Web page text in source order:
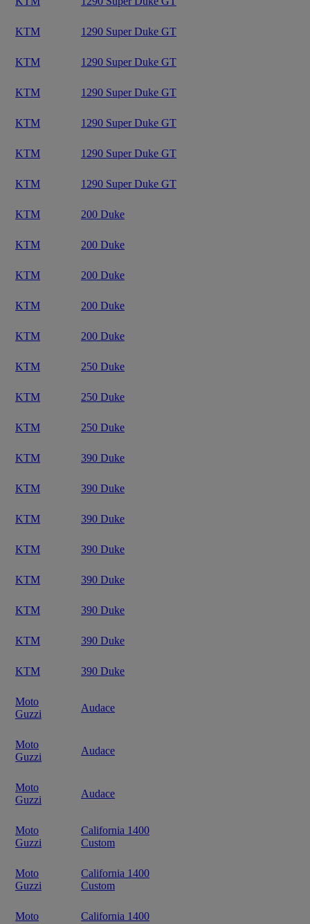
KTM 1290 Super Duke GT
KTM 1290 Super Duke GT
KTM 1290 Super Duke GT
KTM 1290 Super Duke GT
KTM 1290 Super Duke GT
KTM 1290 Super Duke GT
KTM 200 Duke
KTM 200 Duke
KTM 200 Duke
KTM 200 Duke
KTM 200 Duke
KTM 250 Duke
KTM 250 Duke
KTM 250 Duke
KTM 390 Duke
KTM 390 Duke
KTM 390 Duke
KTM 390 Duke
KTM 390 Duke
KTM 390 Duke
KTM 390 Duke
KTM 390 Duke
Moto
Guzzi
Audace
Moto
Guzzi
Audace
Moto
Guzzi
Audace
Moto
Guzzi
California 1400
Custom
Moto
Guzzi
California 1400
Custom
Moto
California 1400